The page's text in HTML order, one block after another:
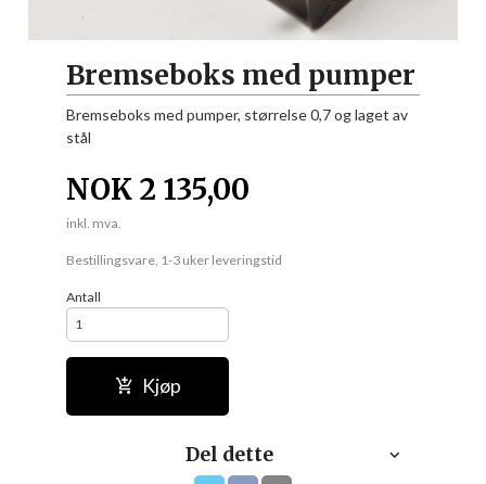
Bremseboks med pumper
Bremseboks med pumper, størrelse 0,7 og laget av
stål
NOK 2 135,00
inkl. mva.
Bestillingsvare, 1-3 uker leveringstid
Antall
Kjøp
Del dette